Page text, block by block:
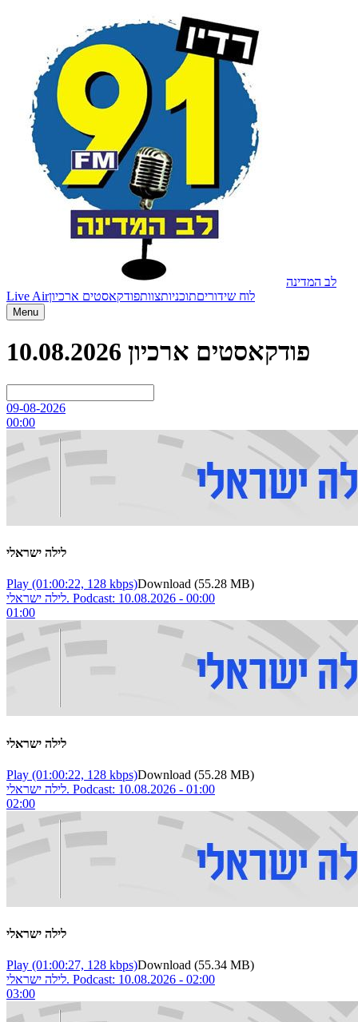
לב המדינה
Live Air
לוח שידוריםתוכניותצוותפודקאסטים ארכיון
Menu
פודקאסטים ארכיון 10.08.2026
09-08-2026
00:00
לילה ישראלי
Play (01:00:22, 128 kbps)Download (55.28 MB)
לילה ישראלי. Podcast: 10.08.2026 - 00:00
01:00
לילה ישראלי
Play (01:00:22, 128 kbps)Download (55.28 MB)
לילה ישראלי. Podcast: 10.08.2026 - 01:00
02:00
לילה ישראלי
Play (01:00:27, 128 kbps)Download (55.34 MB)
לילה ישראלי. Podcast: 10.08.2026 - 02:00
03:00